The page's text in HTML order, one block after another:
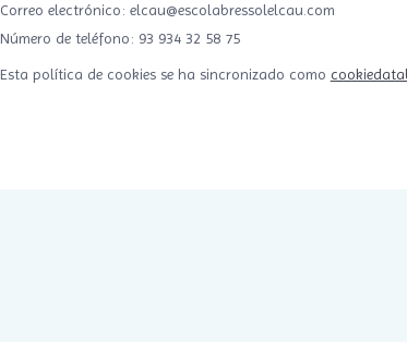
Correo electrónico: moc.uaclelosserbalocse@uacle
Número de teléfono: 93 934 32 58 75
Esta política de cookies se ha sincronizado como